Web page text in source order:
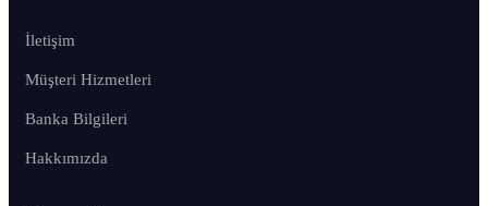
İletişim
Müşteri Hizmetleri
Banka Bilgileri
Hakkımızda